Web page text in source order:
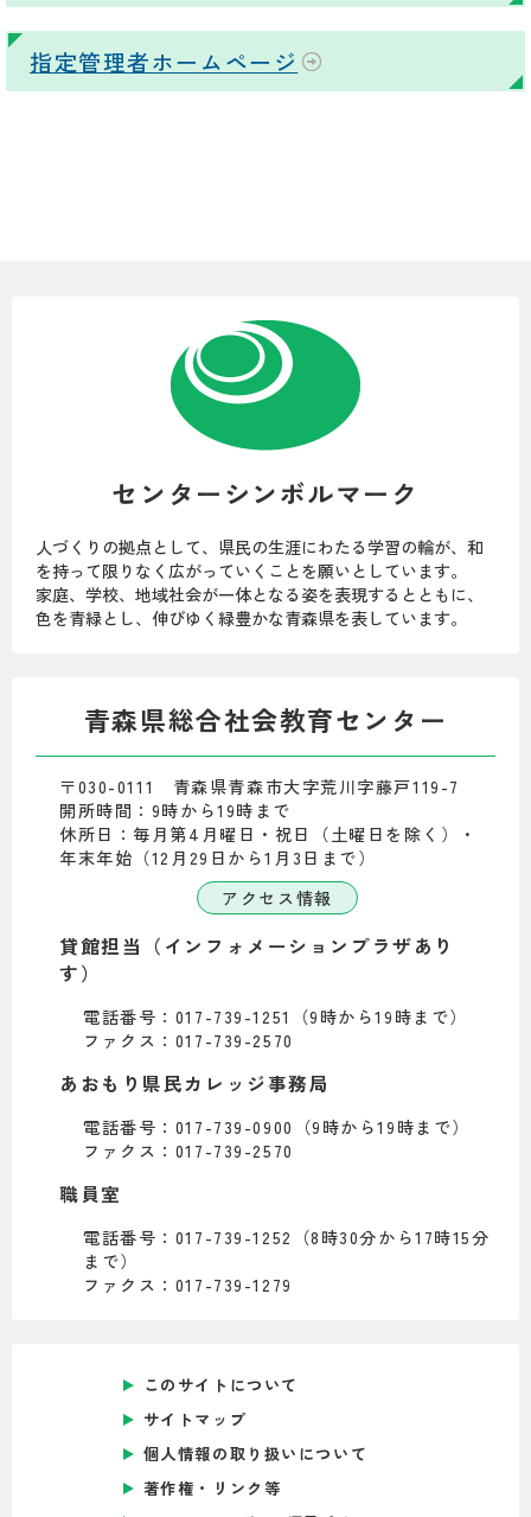
指定管理者ホームページ
センターシンボルマーク
人づくりの拠点として、県民の生涯にわたる学習の輪が、和
を持って限りなく広がっていくことを願いとしています。
家庭、学校、地域社会が一体となる姿を表現するとともに、
色を青緑とし、伸びゆく緑豊かな青森県を表しています。
青森県総合社会教育センター
〒030-0111 青森県青森市大字荒川字藤戸119-7
開所時間：9時から19時まで
休所日：毎月第4月曜日・祝日（土曜日を除く）・
年末年始（12月29日から1月3日まで）
アクセス情報
貸館担当（インフォメーションプラザあり
す）
電話番号：017-739-1251（9時から19時まで）
ファクス：017-739-2570
あおもり県民カレッジ事務局
電話番号：017-739-0900（9時から19時まで）
ファクス：017-739-2570
職員室
電話番号：017-739-1252（8時30分から17時15分
まで）
ファクス：017-739-1279
このサイトについて
サイトマップ
個人情報の取り扱いについて
著作権・リンク等